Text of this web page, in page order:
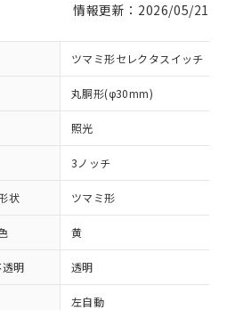
情報更新：2026/05/21
ツマミ形セレクタスイッチ
丸胴形(φ30mm)
照光
3ノッチ
状 ツマミ形
黄
明 透明
左自動